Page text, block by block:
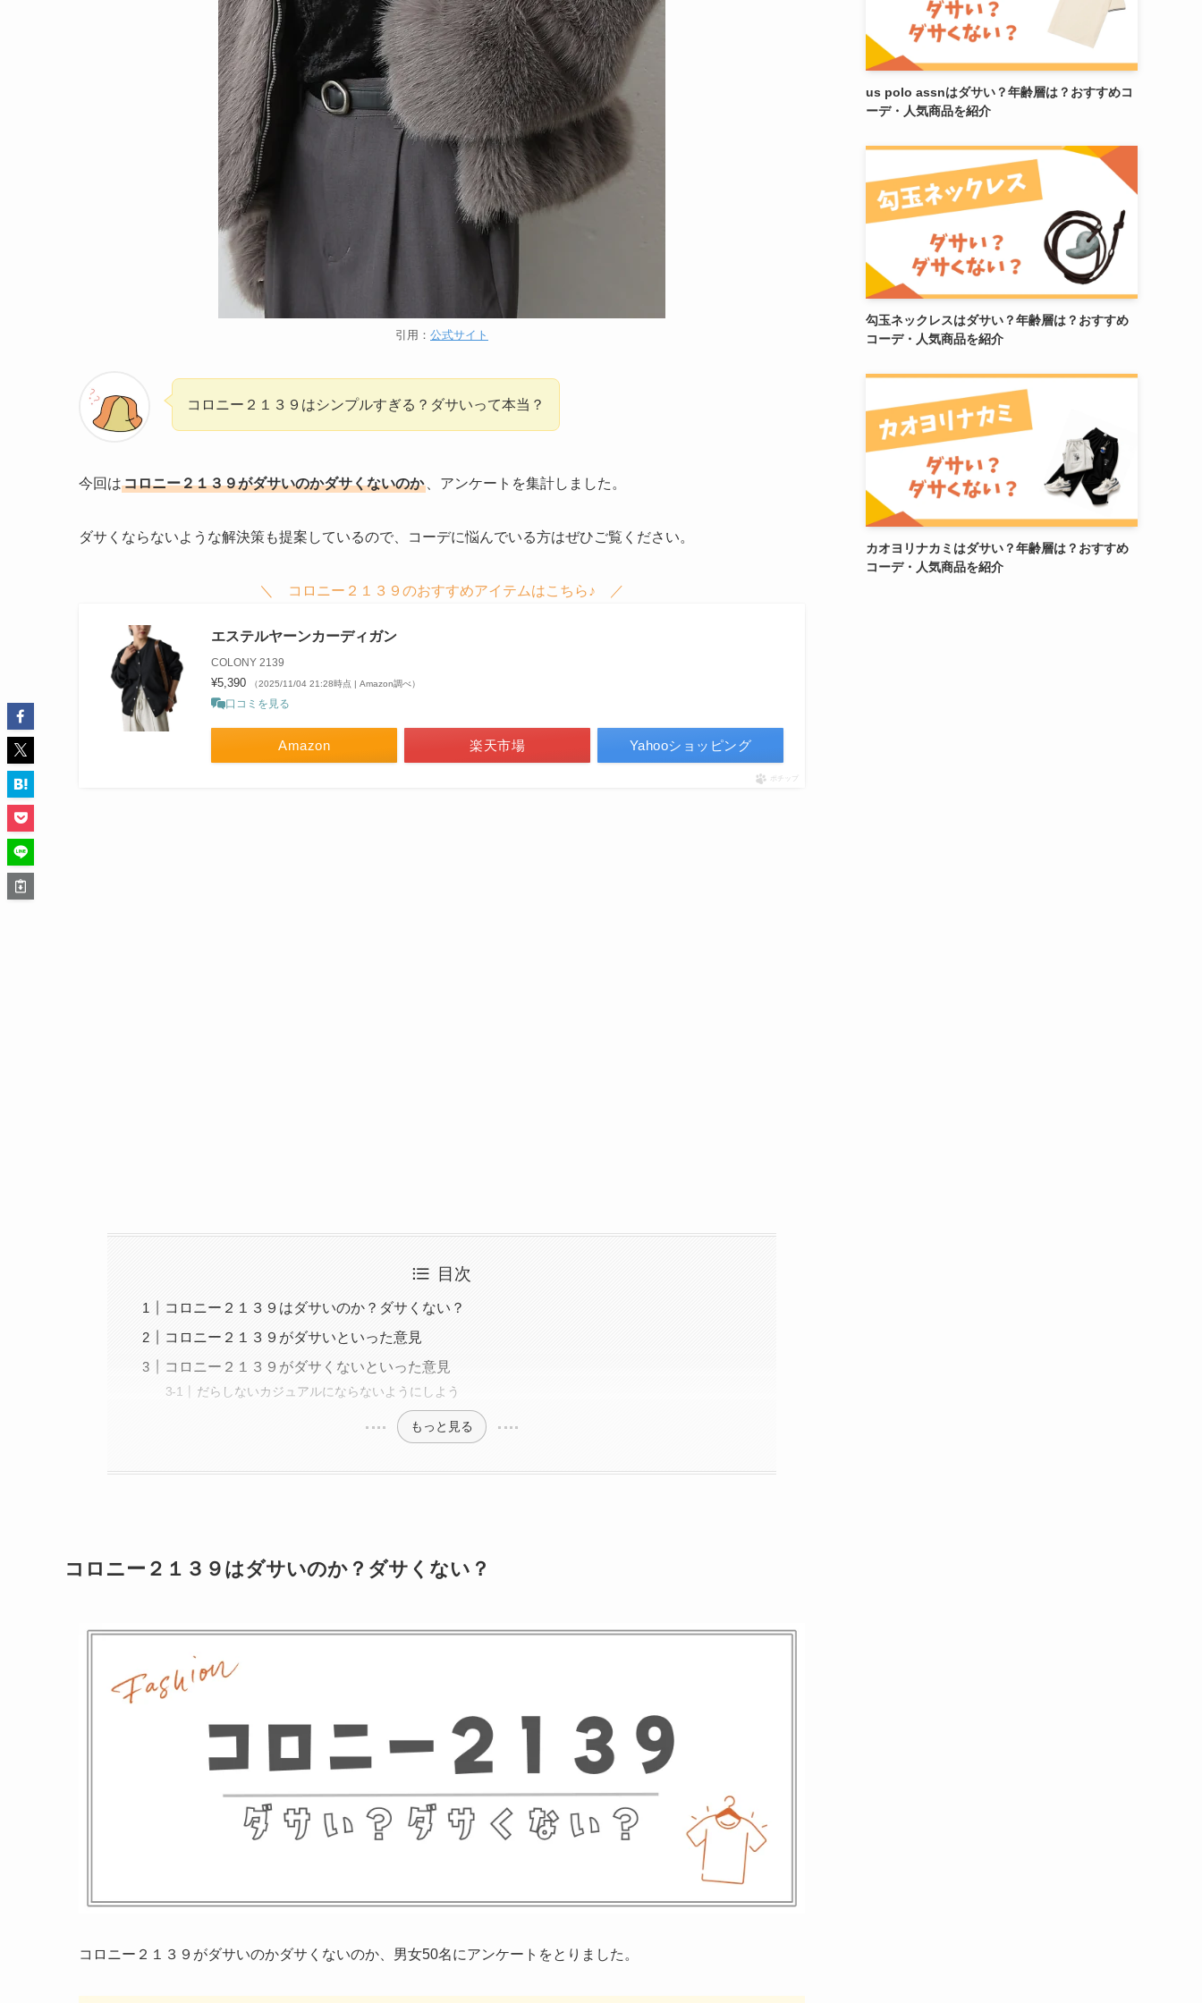
引用： 公式サイト
コロニー２１３９はシンプルすぎる？ダサいって本当？
今回はコロニー２１３９がダサいのかダサくないのか 、アンケートを集計しました。
ダサくならないような解決策も提案しているので、コーデに悩んでいる方はぜひご覧ください。
＼ コロニー２１３９のおすすめアイテムはこちら♪ ／
エステルヤーンカーディガン
COLONY 2139
¥5,390 （2025/11/04 21:28時点 | Amazon調べ）
口コミを見る
Amazon 楽天市場 Yahooショッピング
ポチップ
目次
コロニー２１３９はダサいのか？ダサくない？
コロニー２１３９がダサいといった意見
コロニー２１３９がダサくないといった意見
だらしないカジュアルにならないようにしよう
もっと見る
コロニー２１３９はダサいのか？ダサくない？
コロニー２１３９がダサいのかダサくないのか、男女50名にアンケートをとりました。
us polo assnはダサい？年齢層は？おすすめコ
ーデ・人気商品を紹介
勾玉ネックレスはダサい？年齢層は？おすすめ
コーデ・人気商品を紹介
カオヨリナカミはダサい？年齢層は？おすすめ
コーデ・人気商品を紹介